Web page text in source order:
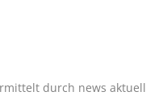
durch news aktuell